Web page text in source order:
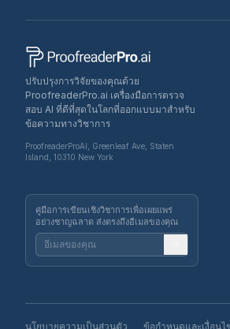
ปรับปรุงการวิจัยของคุณด้วย
ProofreaderPro.ai เครื่องมือการตรวจ
สอบ AI ที่ดีที่สุดในโลกที่ออกแบบมาสำหรับ
ข้อความทางวิชาการ
ProofreaderProAI, Greenleaf Ave, Staten
Island, 10310 New York
คู่มือการเขียนเชิงวิชาการเพื่อเผยแพร่
อย่างชาญฉลาด ส่งตรงถึงอีเมลของคุณ
นโยบายความเป็นส่วนตัว ข้อกำหนดและเงื่อนไ